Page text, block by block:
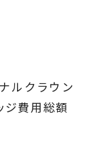
ルクラウン
ジ費用総額